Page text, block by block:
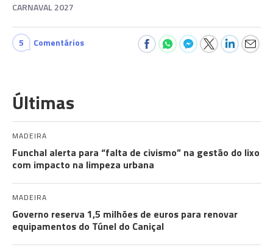
CARNAVAL 2027
5 Comentários
Últimas
MADEIRA
Funchal alerta para “falta de civismo” na gestão do lixo
com impacto na limpeza urbana
MADEIRA
Governo reserva 1,5 milhões de euros para renovar
equipamentos do Túnel do Caniçal